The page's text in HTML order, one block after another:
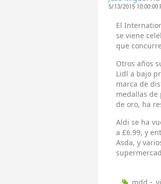
5/13/2015 10:00:00
El
se viene
que
Otros años
Lidl a bajo
marca de
medallas de
de oro, ha
Aldi se ha
a £6.99, y
Asda, y